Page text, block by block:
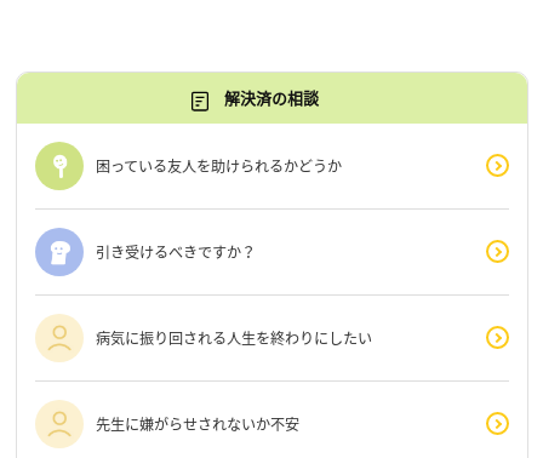
解決済の相談
困っている友人を助けられるかどうか
引き受けるべきですか？
病気に振り回される人生を終わりにしたい
先生に嫌がらせされないか不安